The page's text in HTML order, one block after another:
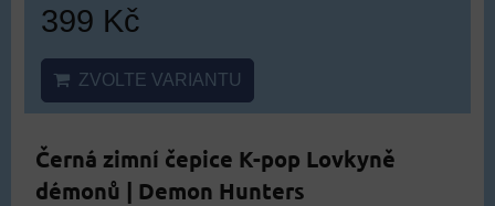
399 Kč
ZVOLTE VARIANTU
Černá zimní čepice K-pop Lovkyně
démonů | Demon Hunters